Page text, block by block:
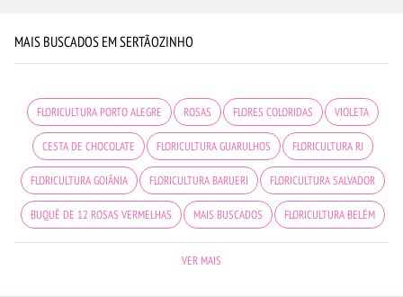
MAIS BUSCADOS EM SERTÃOZINHO
FLORICULTURA PORTO ALEGRE ROSAS FLORES COLORIDAS VIOLETA
CESTA DE CHOCOLATE FLORICULTURA GUARULHOS FLORICULTURA RJ
FLORICULTURA GOIÂNIA FLORICULTURA BARUERI FLORICULTURA SALVADOR
BUQUÊ DE 12 ROSAS VERMELHAS MAIS BUSCADOS FLORICULTURA BELÉM
VER MAIS